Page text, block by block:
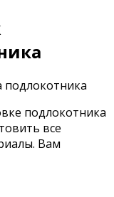
подлокотника
все
Вам